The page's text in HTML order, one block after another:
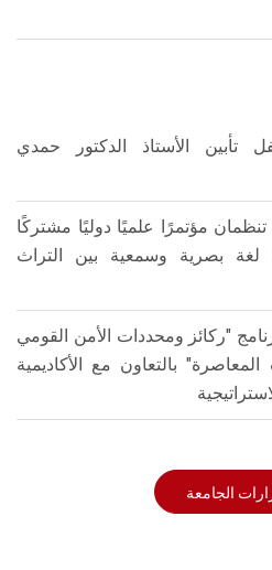
تأبين الأستاذ الدكتور حمدي
تنظمان مؤتمرًا علميًا دوليًا مشتركًا
لغة بصرية وسمعية بين التراث
"ركائز ومحددات الأمن القومي
بالتعاون مع الأكاديمية
الجامعة